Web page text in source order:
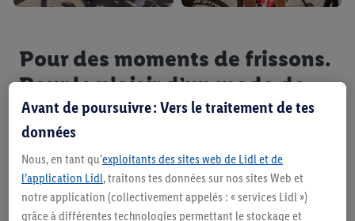
Pour des moments de frissons.
Pour le plaisir d’un mode de
vie actif. Pour toi.
Les marques Lidl et Trek représentent ce qu’il y a
de mieux dans le cyclisme. Trek est un exemple de
précision et de savoir-faire technologique pour les
Avant de poursuivre : Vers le traitement de tes
données
Nous, en tant qu'exploitants des sites web de Lidl et de
l’application Lidl, traitons tes données sur nos sites Web et
notre application (collectivement appelés : « services Lidl »)
grâce à différentes technologies permettant le stockage et